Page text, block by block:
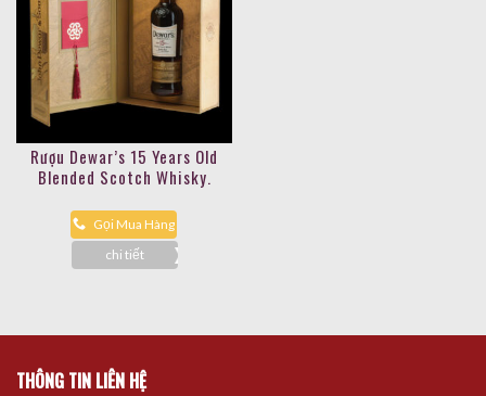
Rượu Dewar’s 15 Years Old
Blended Scotch Whisky.
Gọi Mua Hàng
chi tiết
THÔNG TIN LIÊN HỆ